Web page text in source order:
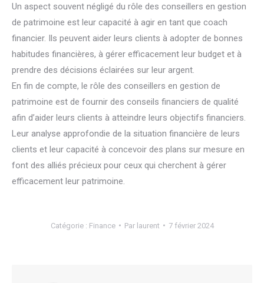
Un aspect souvent négligé du rôle des conseillers en gestion
de patrimoine est leur capacité à agir en tant que coach
financier. Ils peuvent aider leurs clients à adopter de bonnes
habitudes financières, à gérer efficacement leur budget et à
prendre des décisions éclairées sur leur argent.
En fin de compte, le rôle des conseillers en gestion de
patrimoine est de fournir des conseils financiers de qualité
afin d’aider leurs clients à atteindre leurs objectifs financiers.
Leur analyse approfondie de la situation financière de leurs
clients et leur capacité à concevoir des plans sur mesure en
font des alliés précieux pour ceux qui cherchent à gérer
efficacement leur patrimoine.
Catégorie : Finance Par laurent 7 février 2024